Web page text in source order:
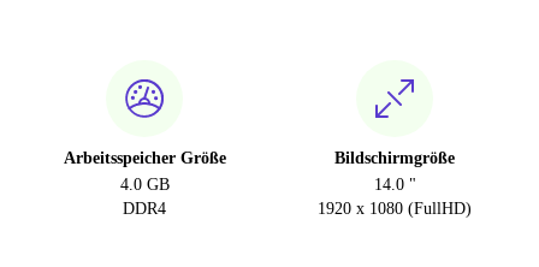
Arbeitsspeicher Größe
4.0 GB
DDR4
Bildschirmgröße
14.0 "
1920 x 1080 (FullHD)